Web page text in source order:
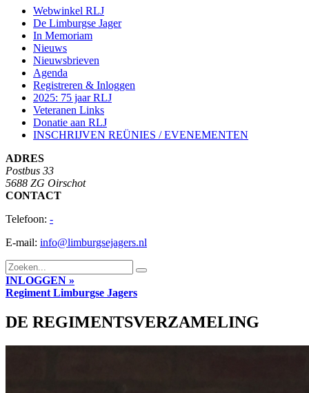
Webwinkel RLJ
De Limburgse Jager
In Memoriam
Nieuws
Nieuwsbrieven
Agenda
Registreren & Inloggen
2025: 75 jaar RLJ
Veteranen Links
Donatie aan RLJ
INSCHRIJVEN REÜNIES / EVENEMENTEN
ADRES
Postbus 33
5688 ZG Oirschot
CONTACT
Telefoon: -
E-mail: info@limburgsejagers.nl
INLOGGEN »
Regiment Limburgse Jagers
DE REGIMENTSVERZAMELING